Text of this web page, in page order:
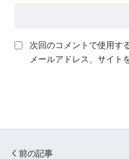
次回のコメントで使用す
メールアドレス、サイト
前の記事